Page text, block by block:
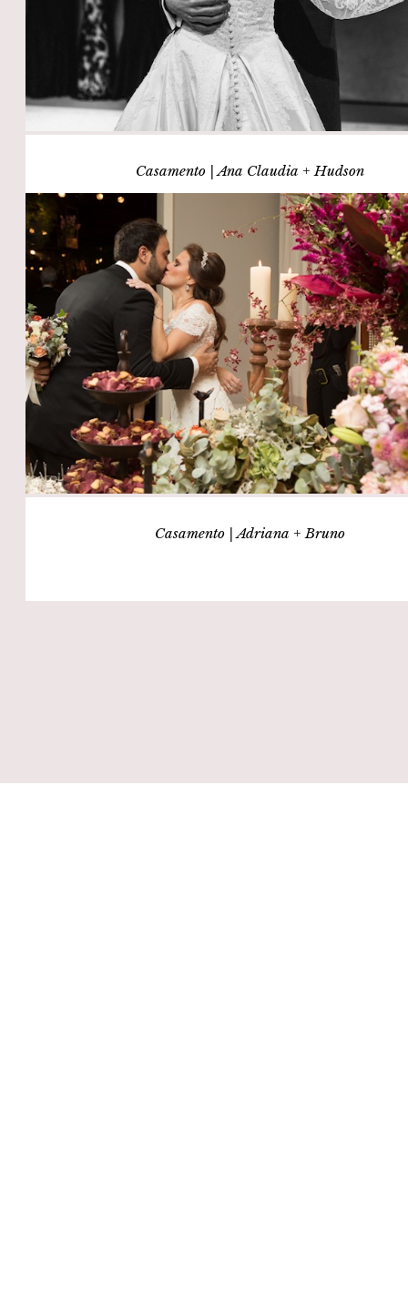
Casamento | Ana Claudia + Hudson
Casamento | Adriana + Bruno